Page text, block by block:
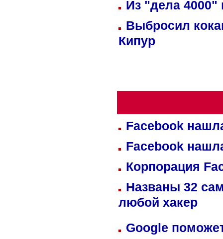
Из "дела 4000"
Выбросил
Кипур
Facebook
Facebook
Корпорация
Названы 32
любой хакер
Google